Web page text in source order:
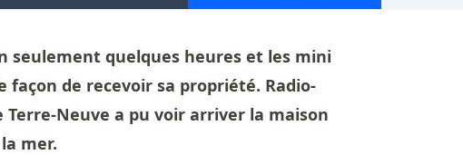
seulement quelques heures et les mini
de recevoir sa propriété. Radio-
Neuve a pu voir arriver la maison
mer.